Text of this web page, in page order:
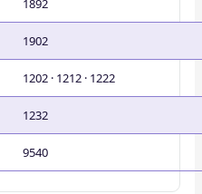
1892
1902
1202 · 1212 · 1222
1232
9540